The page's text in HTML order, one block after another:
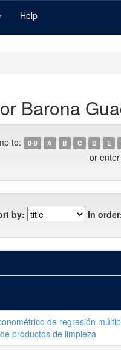
Help
Barona
to: 0-9 A B C D E
or
by: In
de regresión
productos de limpieza